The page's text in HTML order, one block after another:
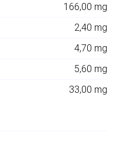
166,00 mg
2,40 mg
4,70 mg
5,60 mg
33,00 mg